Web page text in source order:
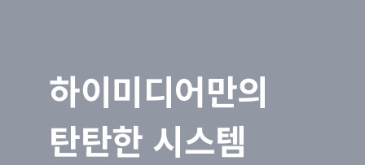
하이미디어만의
탄탄한 시스템